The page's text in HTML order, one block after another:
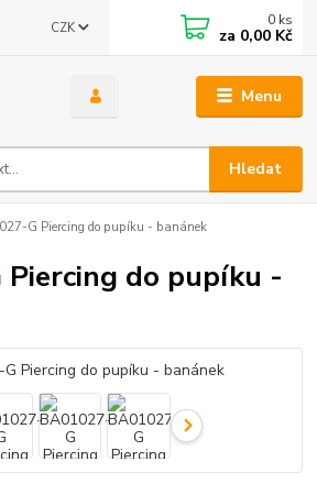
Menu
CZK
Hledat
0 ks
za 0,00 Kč
G Piercing do pupíku - banánek
do pupíku -